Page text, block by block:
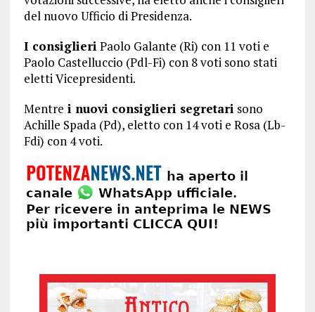
del nuovo Ufficio di Presidenza.
I consiglieri Paolo Galante (Ri) con 11 voti e
Paolo Castelluccio (Pdl-Fi) con 8 voti sono stati
eletti Vicepresidenti.
Mentre i nuovi consiglieri segretari sono
Achille Spada (Pd), eletto con 14 voti e Rosa (Lb-
Fdi) con 4 voti.